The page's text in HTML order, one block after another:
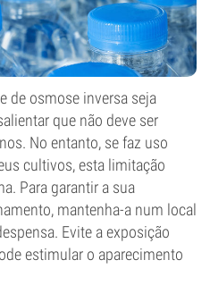
de osmose inversa seja
que não deve ser
No entanto, se faz uso
cultivos, esta limitação
Para garantir a sua
mantenha-a num local
Evite a exposição
estimular o aparecimento